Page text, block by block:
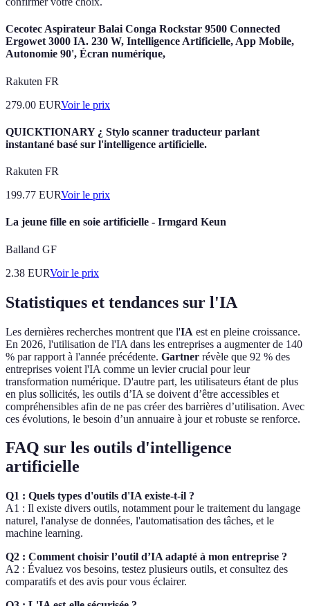
Cecotec Aspirateur Balai Conga Rockstar 9500 Connected
Ergowet 3000 IA. 230 W, Intelligence Artificielle, App Mobile,
Autonomie 90', Écran numérique,
Rakuten FR
279.00 EURVoir le prix
QUICKTIONARY ¿ Stylo scanner traducteur parlant
instantané basé sur l'intelligence artificielle.
Rakuten FR
199.77 EURVoir le prix
La jeune fille en soie artificielle - Irmgard Keun
Balland GF
2.38 EURVoir le prix
Statistiques et tendances sur l'IA
Les dernières recherches montrent que l'IA est en pleine croissance.
En 2026, l'utilisation de l'IA dans les entreprises a augmenter de 140
% par rapport à l'année précédente. Gartner révèle que 92 % des
entreprises voient l'IA comme un levier crucial pour leur
transformation numérique. D'autre part, les utilisateurs étant de plus
en plus sollicités, les outils d’IA se doivent d’être accessibles et
compréhensibles afin de ne pas créer des barrières d’utilisation. Avec
ces évolutions, le besoin d’un annuaire à jour et robuste se renforce.
FAQ sur les outils d'intelligence
artificielle
Q1 : Quels types d'outils d'IA existe-t-il ?
A1 : Il existe divers outils, notamment pour le traitement du langage
naturel, l'analyse de données, l'automatisation des tâches, et le
machine learning.
Q2 : Comment choisir l’outil d’IA adapté à mon entreprise ?
A2 : Évaluez vos besoins, testez plusieurs outils, et consultez des
comparatifs et des avis pour vous éclairer.